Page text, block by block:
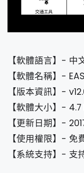
【軟體語言】- 中
【軟體名稱】-
【版本資訊】-
【軟體大小】-
【更新日期】-
【使用權限】- 免
【系統支持】-